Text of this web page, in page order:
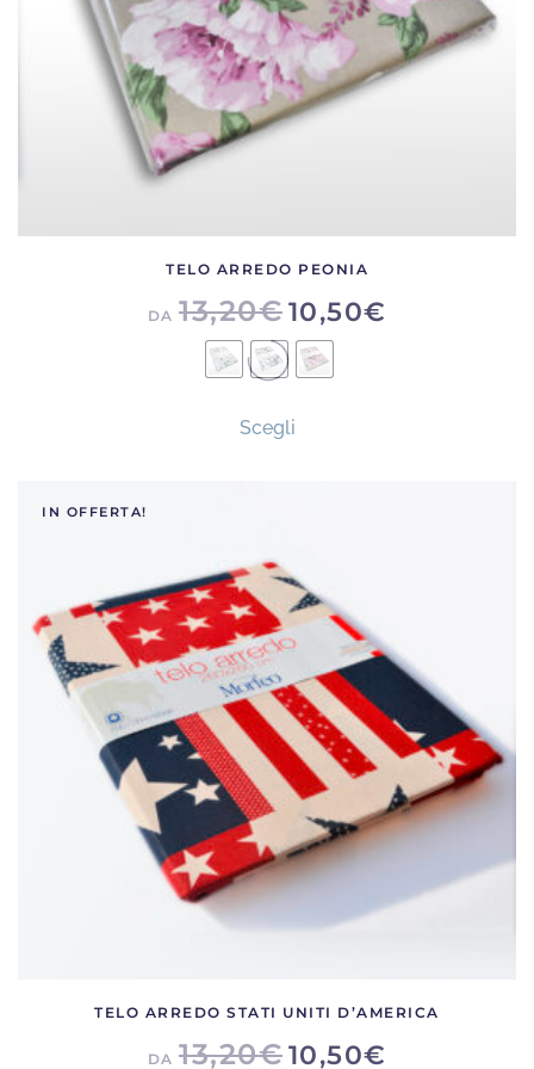
pagina
del
prodotto
TELO ARREDO PEONIA
DA 13,20€10,50€
Scegliprodotto
opzioni
possono
essere
scelte
nella
pagina
del
prodotto
IN OFFERTA!
TELO ARREDO STATI UNITI D’AMERICA
DA 13,20€10,50€